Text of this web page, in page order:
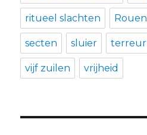
ritueel slachten Rouen
secten sluier terreur
vijf zuilen vrijheid